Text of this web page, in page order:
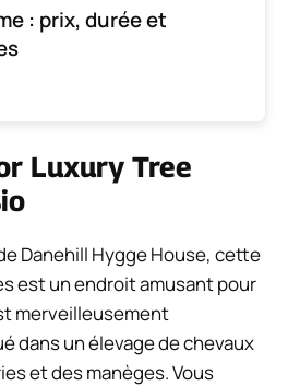
: prix, durée et
Luxury Tree
Danehill Hygge House, cette
est un endroit amusant pour
merveilleusement
dans un élevage de chevaux
et des manèges. Vous